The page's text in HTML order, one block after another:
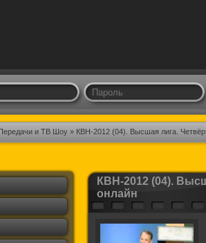
и ТВ Шоу » КВН-2012 (04). Высшая лига.
КВН-2012 (04).
онлайн